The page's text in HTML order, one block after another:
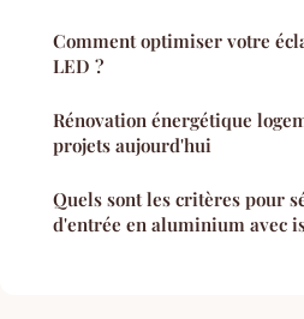
Comment optimiser votre
LED ?
Rénovation énergétique
projets aujourd'hui
Quels sont les critères pour
d'entrée en aluminium avec